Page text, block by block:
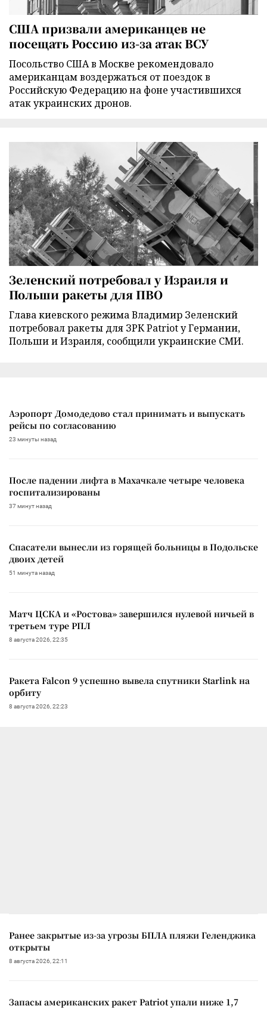
США призвали американцев не
посещать Россию из-за атак ВСУ
Посольство США в Москве рекомендовало
американцам воздержаться от поездок в
Российскую Федерацию на фоне участившихся
атак украинских дронов.
Зеленский потребовал у Израиля и
Польши ракеты для ПВО
Глава киевского режима Владимир Зеленский
потребовал ракеты для ЗРК Patriot у Германии,
Польши и Израиля, сообщили украинские СМИ.
Аэропорт Домодедово стал принимать и выпускать
рейсы по согласованию
23 минуты назад
После падении лифта в Махачкале четыре человека
госпитализированы
37 минут назад
Спасатели вынесли из горящей больницы в Подольске
двоих детей
51 минута назад
Матч ЦСКА и «Ростова» завершился нулевой ничьей в
третьем туре РПЛ
8 августа 2026, 22:35
Ракета Falcon 9 успешно вывела спутники Starlink на
орбиту
8 августа 2026, 22:23
Ранее закрытые из-за угрозы БПЛА пляжи Геленджика
открыты
8 августа 2026, 22:11
Запасы американских ракет Patriot упали ниже 1,7